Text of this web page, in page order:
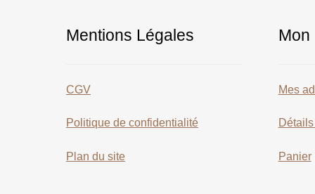
Mentions Légales
CGV
Politique de confidentialité
Plan du site
Mon
Mes
Panier